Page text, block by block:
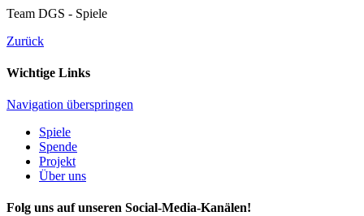
Team DGS - Spiele
Zurück
Wichtige Links
Navigation überspringen
Spiele
Spende
Projekt
Über uns
Folg uns auf unseren Social-Media-Kanälen!